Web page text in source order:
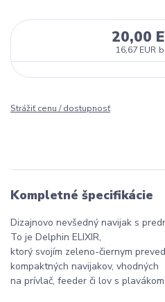
20,00
16,67 EUR
Strážiť cenu / dostupnosť
Kompletné špecifikácie
Dizajnovo nevšedný navijak s
To je Delphin ELIXIR,
ktorý svojím zeleno-čiernym
kompaktných navijakov, vhodných
na prívlač, feeder či lov s plavákom.